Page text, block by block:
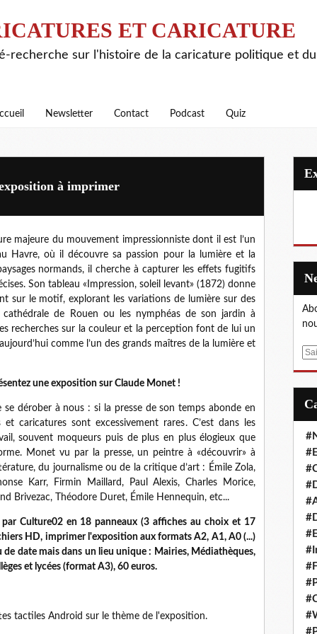
ET CARICATURE
recherche sur l'histoire de la caricature politique et
Newsletter Contact Podcast Quiz
à imprimer
majeure du mouvement impressionniste dont il est l’un
Havre, où il découvre sa passion pour la lumière et la
normands, il cherche à capturer les effets fugitifs
Son tableau «Impression, soleil levant» (1872) donne
sur le motif, explorant les variations de lumière sur des
de Rouen ou les nymphéas de son jardin à
recherches sur la couleur et la perception font de lui un
comme l’un des grands maîtres de la lumière et
une exposition sur Claude Monet !
dérober à nous : si la presse de son temps abonde en
caricatures sont excessivement rares. C’est dans les
souvent moqueurs puis de plus en plus élogieux que
Monet vu par la presse, un peintre à «découvrir» à
du journalisme ou de la critique d’art : Émile Zola,
Karr, Firmin Maillard, Paul Alexis, Charles Morice,
Brivezac, Théodore Duret, Émile Hennequin, etc...
Culture02 en 18 panneaux (3 affiches au choix et 17
HD, imprimer l'exposition aux formats A2, A1, A0 (...)
date mais dans un lieu unique : Mairies, Médiathèques,
et lycées (format A3), 60 euros.
tactiles Android sur le thème de l'exposition.
E